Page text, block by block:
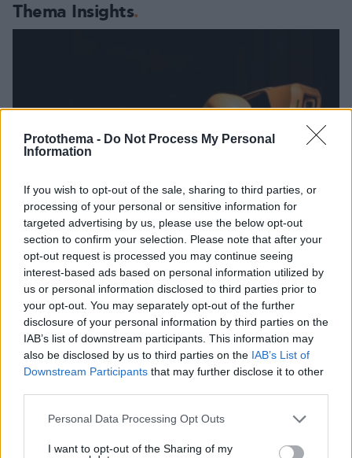
Protothema - Do Not Process My Personal
Information
If you wish to opt-out of the sale, sharing to third parties, or
processing of your personal or sensitive information for
targeted advertising by us, please use the below opt-out
section to confirm your selection. Please note that after your
opt-out request is processed you may continue seeing
interest-based ads based on personal information utilized by
us or personal information disclosed to third parties prior to
your opt-out. You may separately opt-out of the further
disclosure of your personal information by third parties on the
IAB’s list of downstream participants. This information may
also be disclosed by us to third parties on the IAB’s List of
Downstream Participants that may further disclose it to other
Please note that this website/app uses one or more Google
not limited to your visit or usage behaviour. You may click to
Personal Data Processing Opt Outs
I want to opt-out of the Sharing of my
Thema Insights
27.07.2026, 06:00
Η Smart φοιτητική κατοικία στην καρδιά της Αθήνας
03.08.2026, 10:56